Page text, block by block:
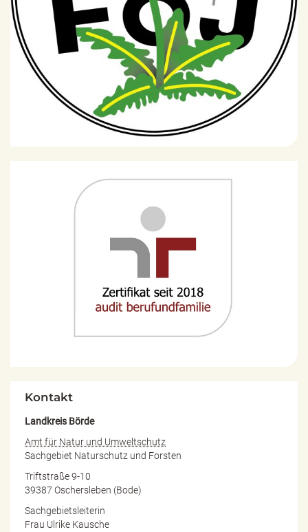
Kontakt
Landkreis Börde
Amt für Natur und Umweltschutz
Sachgebiet Naturschutz und Forsten
Triftstraße 9-10
39387 Oschersleben (Bode)
Sachgebietsleiterin
Frau Ulrike Kausche